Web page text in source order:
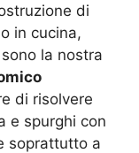
di
in cucina,
la nostra
di risolvere
e spurghi con
soprattutto a